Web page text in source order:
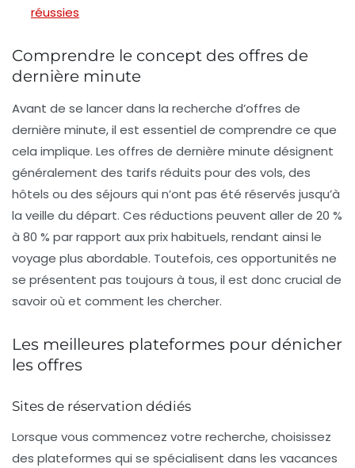
réussies
Comprendre le concept des offres de
dernière minute
Avant de se lancer dans la recherche d’offres de
dernière minute, il est essentiel de comprendre ce que
cela implique. Les offres de dernière minute désignent
généralement des tarifs réduits pour des vols, des
hôtels ou des séjours qui n’ont pas été réservés jusqu’à
la veille du départ. Ces réductions peuvent aller de 20 %
à 80 % par rapport aux prix habituels, rendant ainsi le
voyage plus abordable. Toutefois, ces opportunités ne
se présentent pas toujours à tous, il est donc crucial de
savoir où et comment les chercher.
Les meilleures plateformes pour dénicher
les offres
Sites de réservation dédiés
Lorsque vous commencez votre recherche, choisissez
des plateformes qui se spécialisent dans les vacances